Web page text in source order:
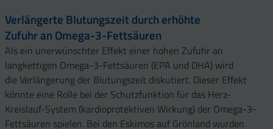
Verlängerte Blutungszeit durch erhöhte
Zufuhr an Omega-3-Fettsäuren
Als ein unerwünschter Effekt einer hohen Zufuhr an
langkettigen Omega-3-Fettsäuren (EPA und DHA) wird
die Verlängerung der Blutungszeit diskutiert. Dieser Effekt
könnte eine Rolle bei der Schutzfunktion für das Herz-
Kreislauf-System (kardioprotektiven Wirkung) der Omega-3-
Fettsäuren spielen. Bei den Eskimos auf Grönland wurden